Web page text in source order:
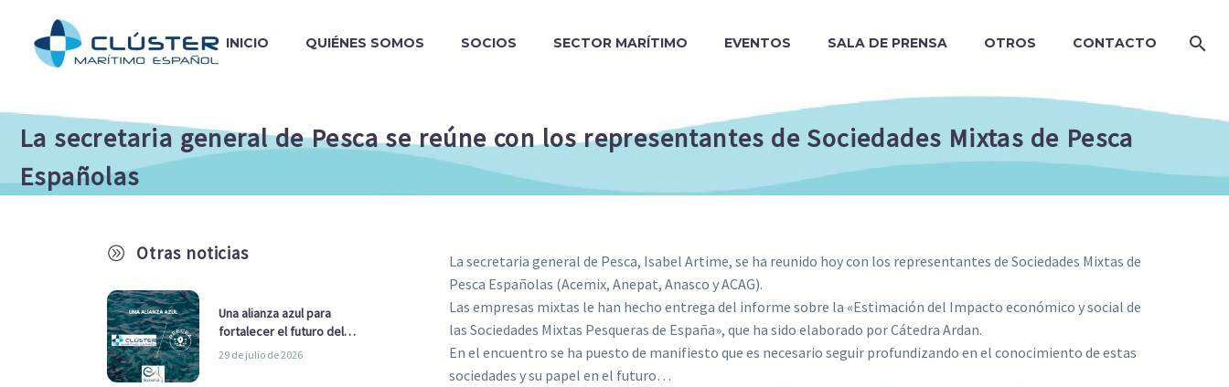
INICIO QUIÉNES SOMOS SOCIOS SECTOR MARÍTIMO EVENTOS SALA DE PRENSA OTROS CONTACTO
La secretaria general de Pesca se reúne con los representantes de Sociedades Mixtas de Pesca
Españolas
A Otras noticias
Una alianza azul para
fortalecer el futuro del
sector marítimo
29 de julio de 2026
La secretaria general de Pesca, Isabel Artime, se ha reunido hoy con los representantes de Sociedades Mixtas de
Pesca Españolas (Acemix, Anepat, Anasco y ACAG).
Las empresas mixtas le han hecho entrega del informe sobre la «Estimación del Impacto económico y social de
las Sociedades Mixtas Pesqueras de España», que ha sido elaborado por Cátedra Ardan.
En el encuentro se ha puesto de manifiesto que es necesario seguir profundizando en el conocimiento de estas
sociedades y su papel en el futuro…